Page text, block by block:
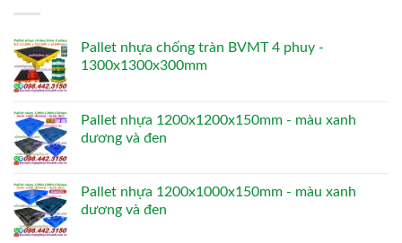
Pallet nhựa chống tràn BVMT 4 phuy -
1300x1300x300mm
Pallet nhựa 1200x1200x150mm - màu xanh
dương và đen
Pallet nhựa 1200x1000x150mm - màu xanh
dương và đen